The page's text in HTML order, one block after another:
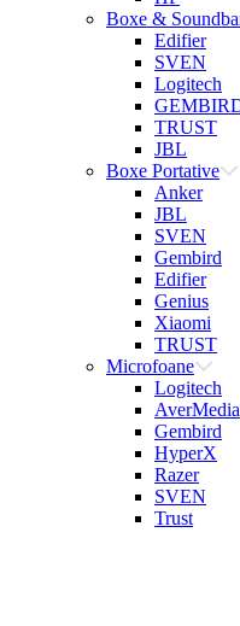
Boxe &
Edifier
SVEN
Logitech
TRUST
JBL
Boxe Portative
Anker
JBL
SVEN
Gembird
Edifier
Genius
Xiaomi
TRUST
Microfoane
Logitech
AverMedia
Gembird
HyperX
Razer
SVEN
Trust